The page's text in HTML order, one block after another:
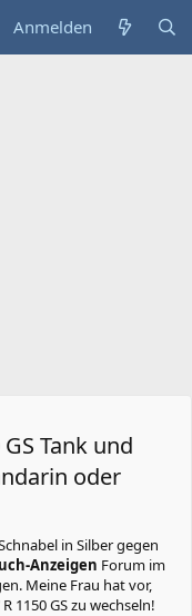
Anmelden
Tank und
oder
in Silber gegen
Anzeigen Forum im
Meine Frau hat vor,
1150 GS zu wechseln!